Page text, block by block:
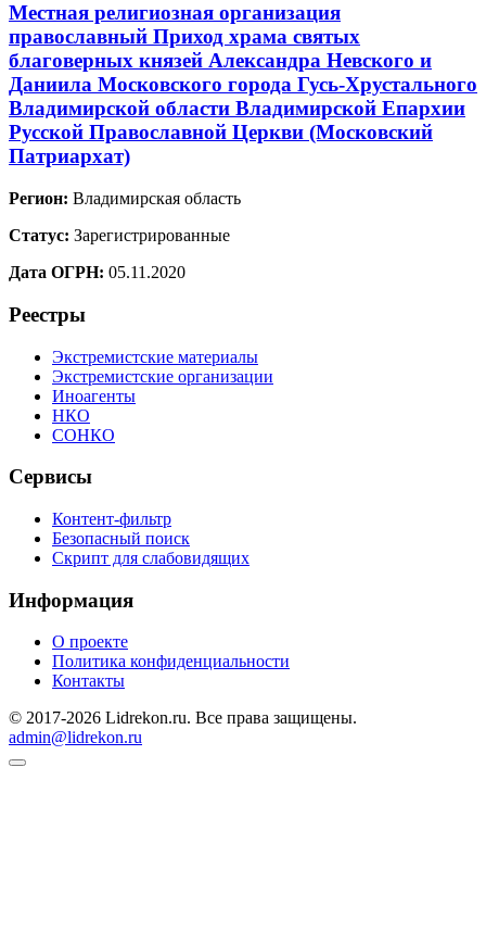
Местная религиозная организация
православный Приход храма святых
благоверных князей Александра Невского и
Даниила Московского города Гусь-Хрустального
Владимирской области Владимирской Епархии
Русской Православной Церкви (Московский
Патриархат)
Регион: Владимирская область
Статус: Зарегистрированные
Дата ОГРН: 05.11.2020
Реестры
Экстремистские материалы
Экстремистские организации
Иноагенты
НКО
СОНКО
Сервисы
Контент-фильтр
Безопасный поиск
Скрипт для слабовидящих
Информация
О проекте
Политика конфиденциальности
Контакты
© 2017-2026 Lidrekon.ru. Все права защищены.
admin@lidrekon.ru